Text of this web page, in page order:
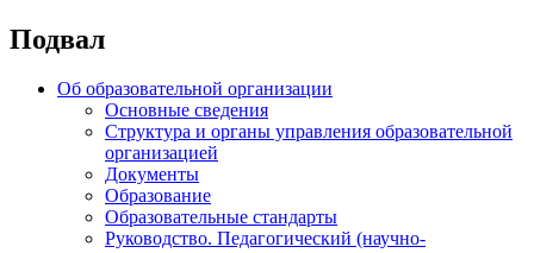
Подвал
Об образовательной организации
Основные сведения
Структура и органы управления образовательной
организацией
Документы
Образование
Образовательные стандарты
Руководство. Педагогический (научно-